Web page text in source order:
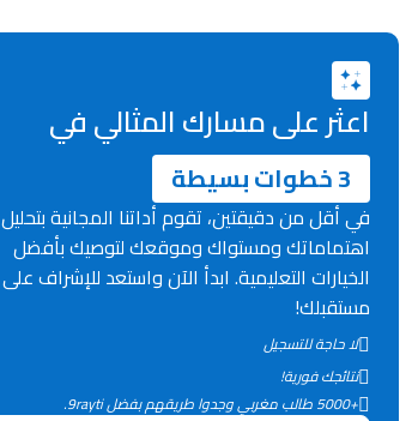
اعثر على مسارك المثالي في
3 خطوات بسيطة
في أقل من دقيقتين، تقوم أداتنا المجانية بتحليل
اهتماماتك ومستواك وموقعك لتوصيك بأفضل
الخيارات التعليمية. ابدأ الآن واستعد للإشراف على
مستقبلك!
لا حاجة للتسجيل
نتائجك فورية!
+5000 طالب مغربي وجدوا طريقهم بفضل 9rayti.